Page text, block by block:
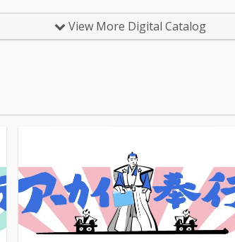
ておりますView More Digital Catalog